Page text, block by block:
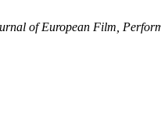
of European Film,